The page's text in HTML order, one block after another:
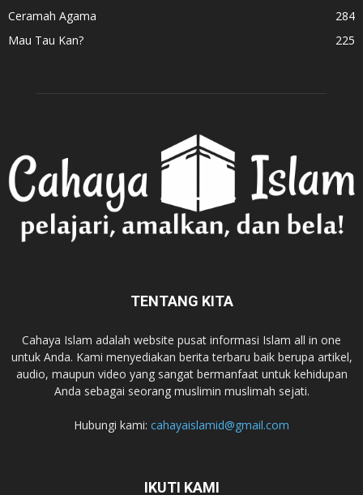
Ceramah Agama
284
Mau Tau Kan?
225
TENTANG KITA
Cahaya Islam adalah website pusat informasi Islam all in one
untuk Anda. Kami menyediakan berita terbaru baik berupa artikel,
audio, maupun video yang sangat bermanfaat untuk kehidupan
Anda sebagai seorang muslimin muslimah sejati.
Hubungi kami: cahayaislamid@gmail.com
IKUTI KAMI